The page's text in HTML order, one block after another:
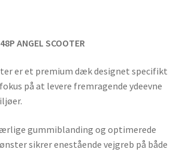
ANGEL SCOOTER
er et premium dæk designet specifikt
på at levere fremragende ydeevne
gummiblanding og optimerede
sikrer enestående vejgreb på både